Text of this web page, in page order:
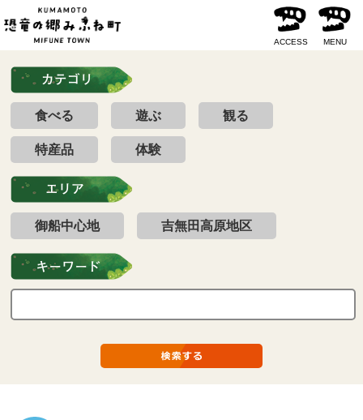
ACCESS MENU
食べる 遊ぶ 観る
特産品 体験
御船中心地 吉無田高原地区